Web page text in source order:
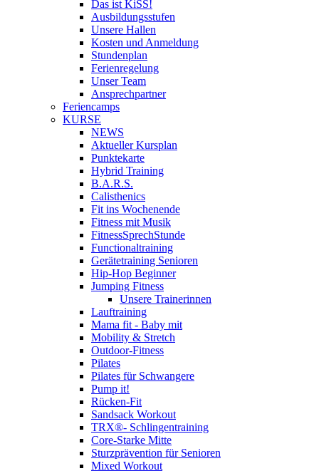
Das ist KiSS!
Ausbildungsstufen
Unsere Hallen
Kosten und Anmeldung
Stundenplan
Ferienregelung
Unser Team
Ansprechpartner
Feriencamps
KURSE
NEWS
Aktueller Kursplan
Punktekarte
Hybrid Training
B.A.R.S.
Calisthenics
Fit ins Wochenende
Fitness mit Musik
FitnessSprechStunde
Functionaltraining
Gerätetraining Senioren
Hip-Hop Beginner
Jumping Fitness
Unsere Trainerinnen
Lauftraining
Mama fit - Baby mit
Mobility & Stretch
Outdoor-Fitness
Pilates
Pilates für Schwangere
Pump it!
Rücken-Fit
Sandsack Workout
TRX®- Schlingentraining
Core-Starke Mitte
Sturzprävention für Senioren
Mixed Workout